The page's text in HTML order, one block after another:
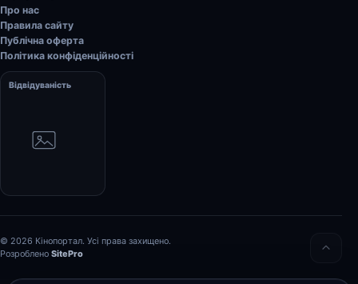
Про нас
Правила сайту
Публічна оферта
Політика конфіденційності
Відвідуваність
© 2026 Кінопортал. Усі права захищено.
Розроблено SitePro